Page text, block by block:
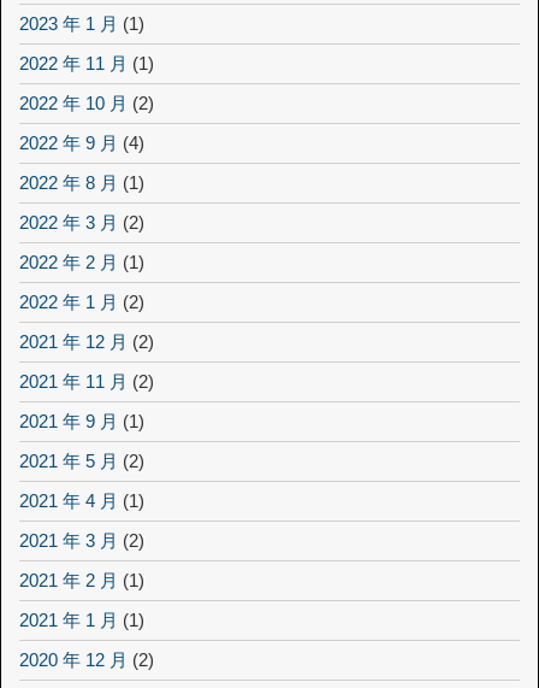
2023 年 1 月 (1)
2022 年 11 月 (1)
2022 年 10 月 (2)
2022 年 9 月 (4)
2022 年 8 月 (1)
2022 年 3 月 (2)
2022 年 2 月 (1)
2022 年 1 月 (2)
2021 年 12 月 (2)
2021 年 11 月 (2)
2021 年 9 月 (1)
2021 年 5 月 (2)
2021 年 4 月 (1)
2021 年 3 月 (2)
2021 年 2 月 (1)
2021 年 1 月 (1)
2020 年 12 月 (2)